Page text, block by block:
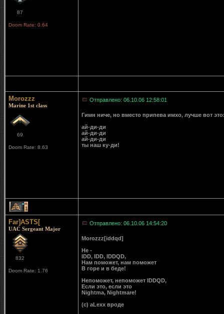
87
Doom Rate: 0.64
Morozzz
Marine 1st class
69
Doom Rate: 8.63
Отправлено: 06.10.06 12:58:01
Гимн ниче, но вместо припева имхо, лучше вот
ай-ди-ди
ай-ди-ди
ай-ди-ди
ты наш ку-ди!
1
Far]ASTS[
UAC Sergeant Major
832
Doom Rate: 1.76
Отправлено: 06.10.06 14:54:20
Morozzz[iddqd]
Не -
IDD, IDD, IDDQD,
Нам поможет, нам поможет
В горе и в беде!
Непоможет, непоможет IDDQD,
Если это, если это
Nightma, Nightmare!
(c) aLexx вроде